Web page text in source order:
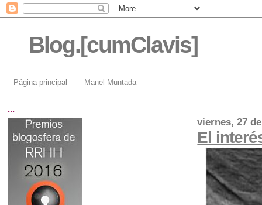
Blog.[cumClavis]
Página principal Manel Muntada
viernes, 27
El
...